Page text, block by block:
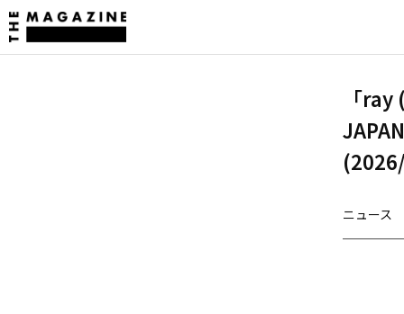
「
ニュース